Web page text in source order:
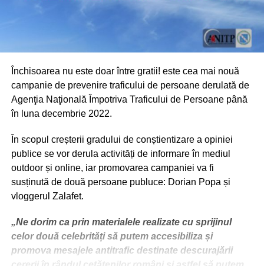
Închisoarea nu este doar între gratii! este cea mai nouă
campanie de prevenire traficului de persoane derulată de
Agenţia Naţională Împotriva Traficului de Persoane până
în luna decembrie 2022.
În scopul creșterii gradului de conștientizare a opiniei
publice se vor derula activități de informare în mediul
outdoor și online, iar promovarea campaniei va fi
susținută de două persoane publuce: Dorian Popa și
vloggerul Zalafet.
„Ne dorim ca prin materialele realizate cu sprijinul
celor două celebrități să putem accesibiliza și
promova mesajele antitrafic destinate descurajării